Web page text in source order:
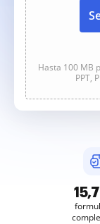
Hasta 100 MB
PPT,